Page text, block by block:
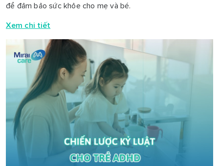
để đảm bảo sức khỏe cho mẹ và bé.
Xem chi tiết